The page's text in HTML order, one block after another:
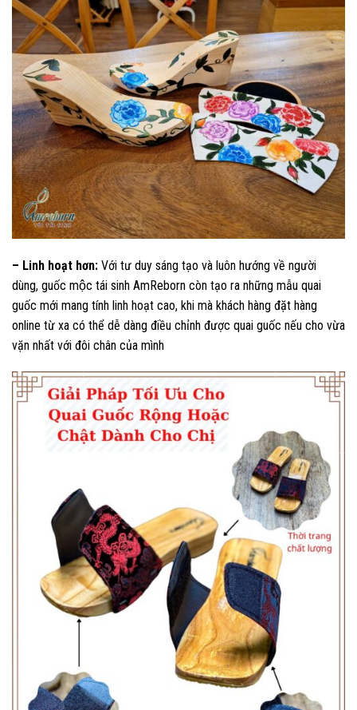
– Linh hoạt hơn: Với tư duy sáng tạo và luôn hướng về người
dùng, guốc mộc tái sinh AmReborn còn tạo ra những mẫu quai
guốc mới mang tính linh hoạt cao, khi mà khách hàng đặt hàng
online từ xa có thể dễ dàng điều chỉnh được quai guốc nếu cho vừa
vặn nhất với đôi chân của mình